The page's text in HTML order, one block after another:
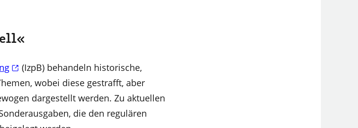
(IzpB) behandeln historische,
wobei diese gestrafft, aber
dargestellt werden. Zu aktuellen
die den regulären